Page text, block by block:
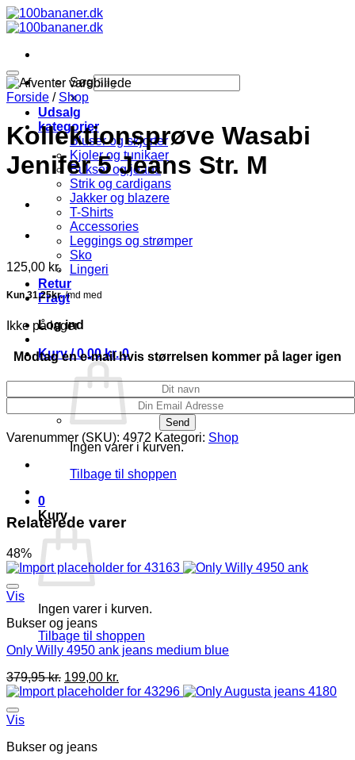
Fortsæt
til
Søg
×
Udsalg
kategorier
Bluser og skjorter
Kjoler og tunikaer
Bukser og jeans
Strik og cardigans
Jakker og blazere
T-Shirts
Accessories
Leggings og strømper
Sko
Lingeri
Retur
Fragt
Log ind
Kurv /0,00kr. 0
Ingen varer i kurven.
Tilbage til shoppen
0
Kurv
Ingen varer i kurven.
Tilbage til shoppen
Forside / Shop
Kollektionsprøve Wasabi
Jenifer 5 Jeans Str. M
125,00 kr.
Ikke på lager
Modtag en e-mail hvis størrelsen kommer på lager igen
Varenummer (SKU): 4972 Kategori: Shop
Relaterede varer
48%
Vis
Bukser og jeans
Only Willy 4950 ank jeans medium blue
379,95kr. 199,00 kr.
Vis
Bukser og jeans